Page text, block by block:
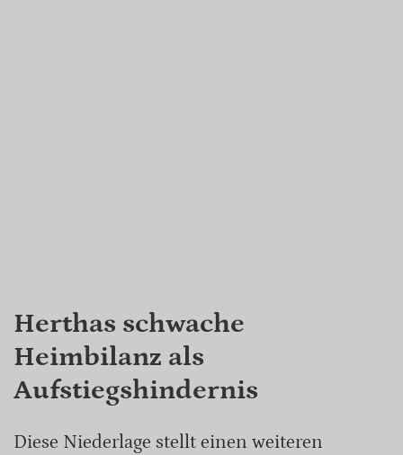
Herthas schwache
Heimbilanz als
Aufstiegshindernis
Diese Niederlage stellt einen weiteren